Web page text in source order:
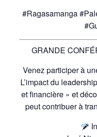
#Ragasamanga
GRANDE
Venez participer à
L’impact du
et financière » et
peut contribuer à